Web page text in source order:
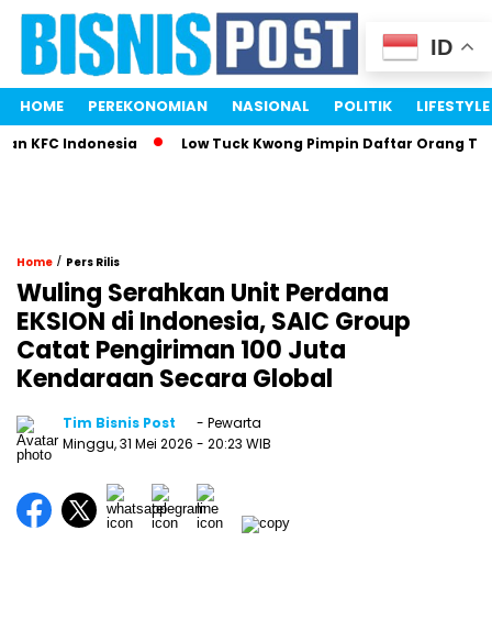
HOME PEREKONOMIAN NASIONAL POLITIK LIFESTYLE
Indonesia Low Tuck Kwong Pimpin Daftar Orang
Home / Pers Rilis
Wuling Serahkan Unit Perdana
EKSION di Indonesia, SAIC Group
Catat Pengiriman 100 Juta
Kendaraan Secara Global
Tim Bisnis Post
- Pewarta
Minggu, 31 Mei 2026 - 20:23 WIB
ID